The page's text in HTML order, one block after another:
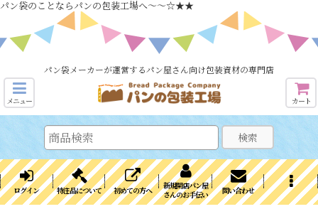
パン袋のことならパンの包装工場へ～～☆★★
パン袋メーカーが運営するパン屋さん向け包装資材の専門店
メニュー カート
検索
ログイン 特注品について 初めての方へ
新規開店パン屋
さんのお手伝い
問い合わせ